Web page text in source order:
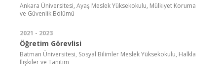
Ankara Üniversitesi, Ayaş Meslek Yüksekokulu, Mülkiyet Koruma
ve Güvenlik Bölümü
2021 - 2023
Öğretim Görevlisi
Batman Üniversitesi, Sosyal Bilimler Meslek Yüksekokulu, Halkla
İlişkiler ve Tanıtım